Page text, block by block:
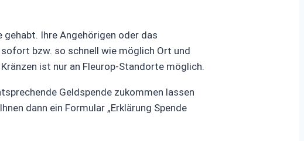
gehabt. Ihre Angehörigen oder das
bzw. so schnell wie möglich Ort und
ist nur an Fleurop-Standorte möglich.
Geldspende zukommen lassen
dann ein Formular „Erklärung Spende